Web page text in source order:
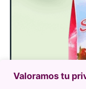
Valoramos tu